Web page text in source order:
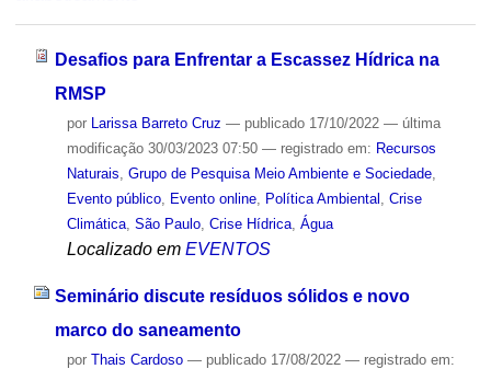
Desafios para Enfrentar a Escassez Hídrica na
RMSP
por Larissa Barreto Cruz — publicado17/10/2022 — última
modificação30/03/2023 07:50 — registrado em: Recursos
Naturais Grupo de Pesquisa Meio Ambiente e Sociedade,
Evento público, Evento online, Política Ambiental
Crise
Climática, São Paulo, Crise Hídrica, Água
Localizado em EVENTOS
Seminário discute resíduos sólidos e novo
marco do saneamento
por Thais Cardoso — publicado17/08/2022 — registrado em: